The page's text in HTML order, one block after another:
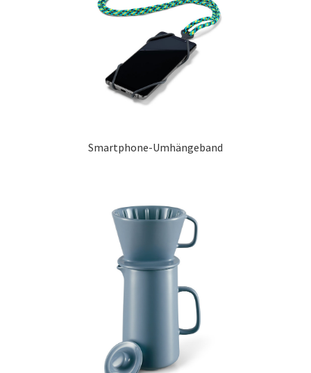
Smartphone-Umhängeband